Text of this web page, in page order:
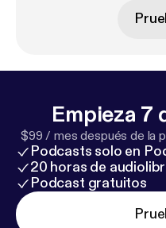
Empieza 7
$99 / mes después de la
Podcasts solo en
20 horas de
Podcast gratuitos